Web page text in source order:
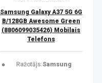
Samsung Galaxy A37 5G 6G
B/128GB Awesome Green
(8806099035426) Mobilais
Telefons
Ražotājs:Samsung